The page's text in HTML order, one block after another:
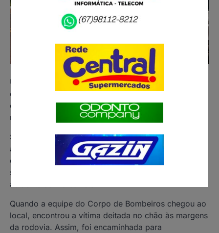
Uma pessoa, não identificada, ficou ferida em uma
colisão envolvendo um veículo de passeio e uma
carreta na tarde de sexta-feira (2), na BR-262, na
região de Miranda.
Segundo as informações do Portal O Pantaneiro, o
acidente ocorreu a aproximadamente 10 quilômetros
de Miranda. Os passageiros da Chevrolet Spin
seguiam para a Bolívia, quando se envolveram no
acidente com a carreta.
Quando a equipe do Corpo de Bombeiros chegou ao
local, encontrou a vítima deitada no chão às margens
da rodovia. Assim, foi encaminhada para